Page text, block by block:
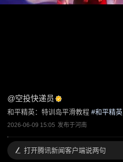
@空投快递员
和平精英：特训岛平滑教程 #和平精英
2026-06-09 15:05 发布于河南
打开腾讯新闻客户端说两句